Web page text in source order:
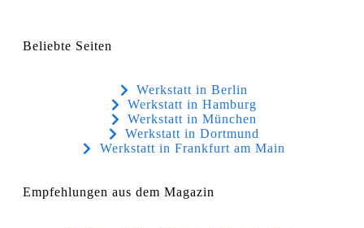
Beliebte Seiten
Werkstatt in Berlin
Werkstatt in Hamburg
Werkstatt in München
Werkstatt in Dortmund
Werkstatt in Frankfurt am Main
Empfehlungen aus dem Magazin